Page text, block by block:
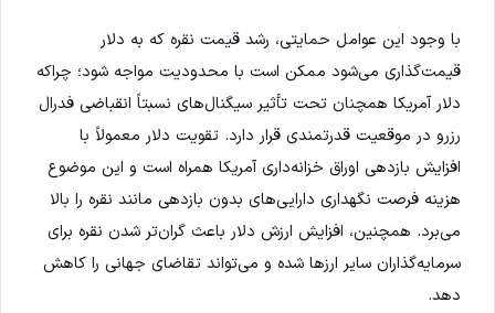
با وجود این عوامل حمایتی، رشد قیمت نقره که به دلار
قیمت‌گذاری می‌شود ممکن است با محدودیت مواجه شود؛ چراکه
دلار آمریکا همچنان تحت تأثیر سیگنال‌های نسبتاً انقباضی فدرال
رزرو در موقعیت قدرتمندی قرار دارد. تقویت دلار معمولاً با
افزایش بازدهی اوراق خزانه‌داری آمریکا همراه است و این موضوع
هزینه فرصت نگهداری دارایی‌های بدون بازدهی مانند نقره را بالا
می‌برد. همچنین، افزایش ارزش دلار باعث گران‌تر شدن نقره برای
سرمایه‌گذاران سایر ارزها شده و می‌تواند تقاضای جهانی را کاهش
دهد.